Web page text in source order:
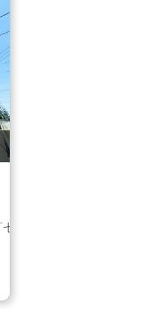
軒家」停まで 徒歩1分